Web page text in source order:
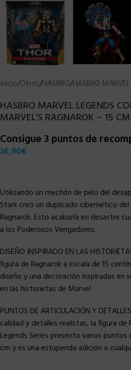
Inicio/Otros/HASBRO/HASBRO MARVEL
HASBRO MARVEL LEGENDS
MARVEL’S RAGNAROK – 15 CM
Consigue 3 puntos de
36,90€
Utilizando un mechón de pelo del
Stark creó un duplicado cibernético
Ragnarok. Esto acabaría en desastre
a los Poderosos Vengadores.
DISEÑO INSPIRADO EN LAS
figura de Ragnarok a escala de 15
diseño y una decoración inspiradas en
en las historietas de Marvel
PUNTOS DE ARTICULACIÓN Y
calidad y detalles realistas, la figura de
Legends Series presenta varios
cm y es una estupenda adición a